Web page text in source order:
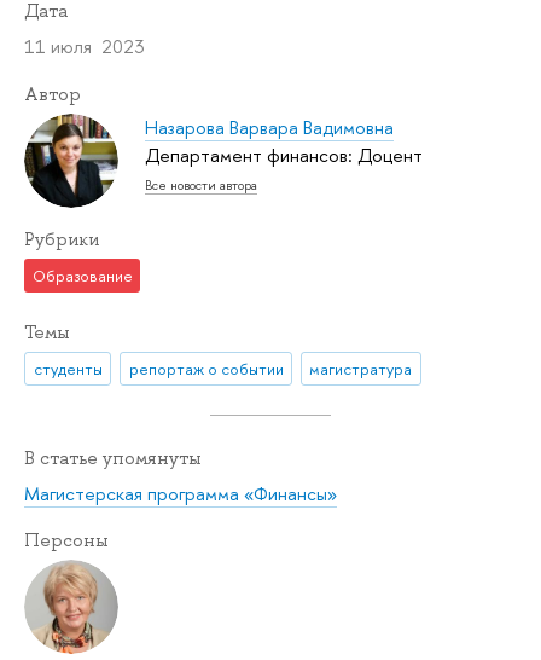
Дата
11 июля 2023
Автор
Назарова Варвара Вадимовна
Департамент финансов: Доцент
Все новости автора
Рубрики
Образование
Темы
студенты репортаж о событии магистратура
В статье упомянуты
Магистерская программа «Финансы»
Персоны